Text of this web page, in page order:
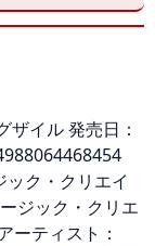
ザイル 発売日：
ク・クリエイ
ジック・クリエ
ーティスト：